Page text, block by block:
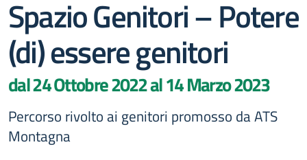
Spazio Genitori – Potere
(di) essere genitori
dal 24 Ottobre 2022 al 14 Marzo 2023
Percorso rivolto ai genitori promosso da ATS
Montagna